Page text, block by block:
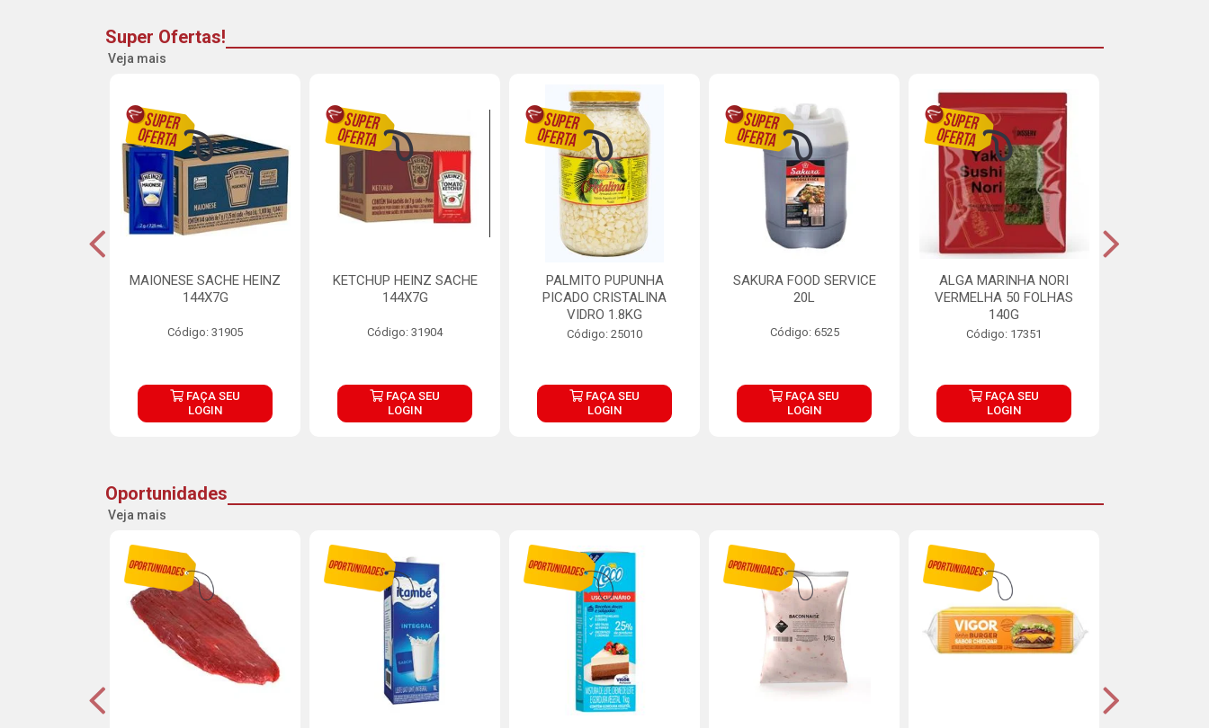
Super Ofertas!
Veja mais
MAIONESE SACHE HEINZ
144X7G
Código: 31905
FAÇA SEU
LOGIN
KETCHUP HEINZ SACHE
144X7G
Código: 31904
FAÇA SEU
LOGIN
PALMITO PUPUNHA
PICADO CRISTALINA
VIDRO 1.8KG
Código: 25010
FAÇA SEU
LOGIN
SAKURA FOOD SERVICE
20L
Código: 6525
FAÇA SEU
LOGIN
ALGA MARINHA NORI
VERMELHA 50 FOLHAS
140G
Código: 17351
FAÇA SEU
LOGIN
Oportunidades
Veja mais